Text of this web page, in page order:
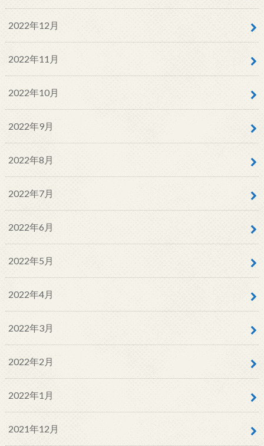
2022年12月
2022年11月
2022年10月
2022年9月
2022年8月
2022年7月
2022年6月
2022年5月
2022年4月
2022年3月
2022年2月
2022年1月
2021年12月